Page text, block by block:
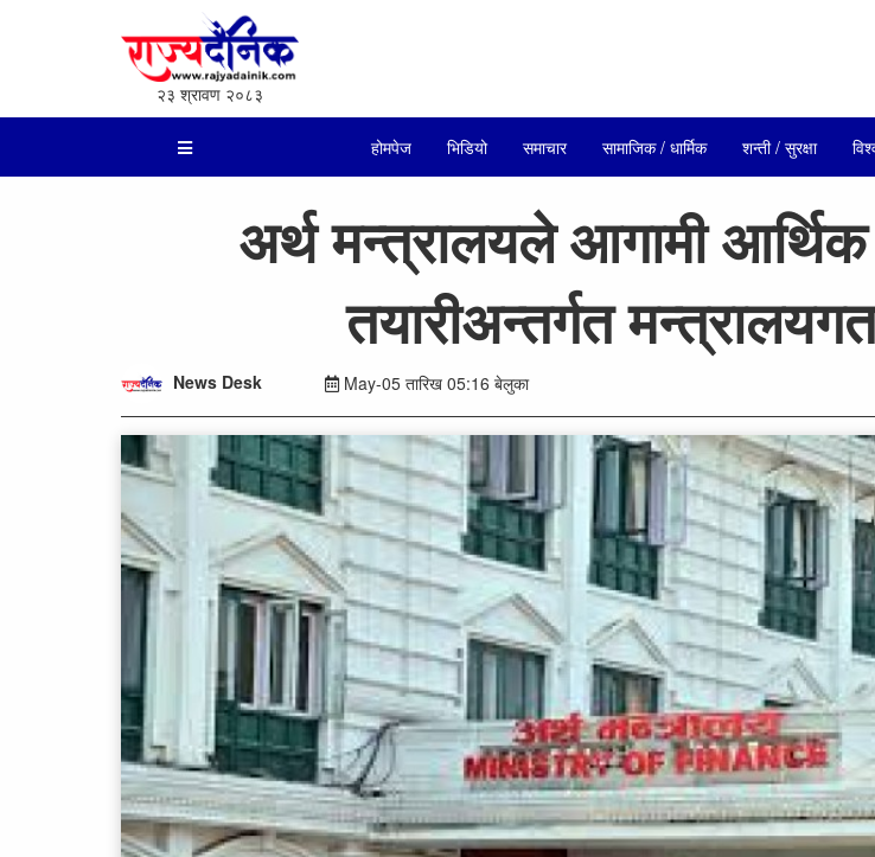
२३ श्रावण २०८३
होमपेज भिडियो समाचार सामाजिक / धार्मिक शन्ती / सुरक्षा
अर्थ मन्त्रालयले आगामी
तयारीअन्तर्गत
News Desk May-05 तारिख 05:16 बेलुका